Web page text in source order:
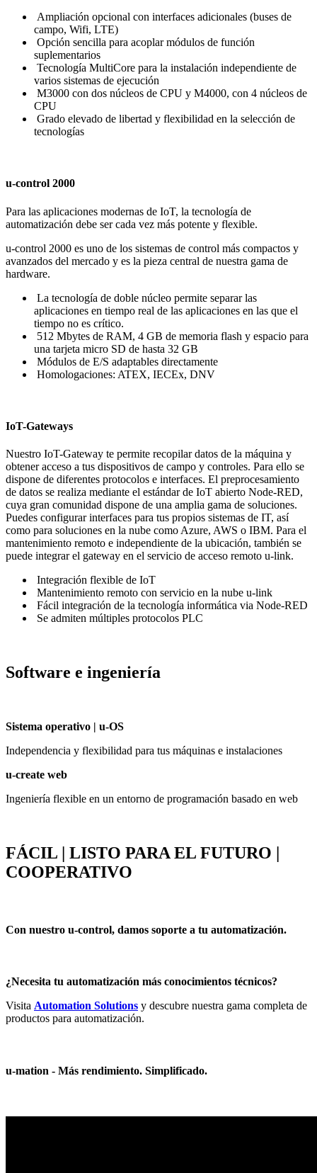
Ampliación opcional con interfaces adicionales (buses de
campo, Wifi, LTE)
Opción sencilla para acoplar módulos de función
suplementarios
Tecnología MultiCore para la instalación independiente de
varios sistemas de ejecución
M3000 con dos núcleos de CPU y M4000, con 4 núcleos de
CPU
Grado elevado de libertad y flexibilidad en la selección de
tecnologías
u-control 2000
Para las aplicaciones modernas de IoT, la tecnología de
automatización debe ser cada vez más potente y flexible.
u-control 2000 es uno de los sistemas de control más compactos y
avanzados del mercado y es la pieza central de nuestra gama de
hardware.
La tecnología de doble núcleo permite separar las
aplicaciones en tiempo real de las aplicaciones en las que el
tiempo no es crítico.
512 Mbytes de RAM, 4 GB de memoria flash y espacio para
una tarjeta micro SD de hasta 32 GB
Módulos de E/S adaptables directamente
Homologaciones: ATEX, IECEx, DNV
IoT-Gateways
Nuestro IoT-Gateway te permite recopilar datos de la máquina y
obtener acceso a tus dispositivos de campo y controles. Para ello se
dispone de diferentes protocolos e interfaces. El preprocesamiento
de datos se realiza mediante el estándar de IoT abierto Node-RED,
cuya gran comunidad dispone de una amplia gama de soluciones.
Puedes configurar interfaces para tus propios sistemas de IT, así
como para soluciones en la nube como Azure, AWS o IBM. Para el
mantenimiento remoto e independiente de la ubicación, también se
puede integrar el gateway en el servicio de acceso remoto u-link.
Integración flexible de IoT
Mantenimiento remoto con servicio en la nube u-link
Fácil integración de la tecnología informática via Node-RED
Se admiten múltiples protocolos PLC
Software e ingeniería
Sistema operativo | u-OS
Independencia y flexibilidad para tus máquinas e instalaciones
u-create web
Ingeniería flexible en un entorno de programación basado en web
FÁCIL | LISTO PARA EL FUTURO |
COOPERATIVO
Con nuestro u-control, damos soporte a tu automatización.
¿Necesita tu automatización más conocimientos técnicos?
Visita Automation Solutions y descubre nuestra gama completa de
productos para automatización.
u-mation - Más rendimiento. Simplificado.